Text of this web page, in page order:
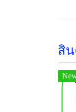
สิน